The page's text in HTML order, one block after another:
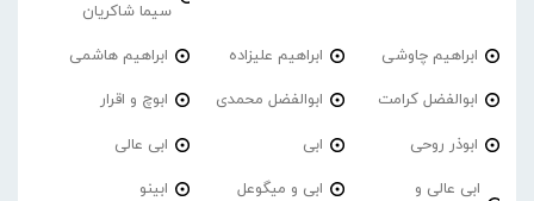
سیما شاکریان
ابراهیم چاوشی ابراهیم علیزاده ابراهیم هاشمی
ابوالفضل کرامت ابوالفضل محمدی ابوچ و اقرار
ابوذر روحی ابی ابی عالی
ابی عالی و
ابی و میگوعل ابینو